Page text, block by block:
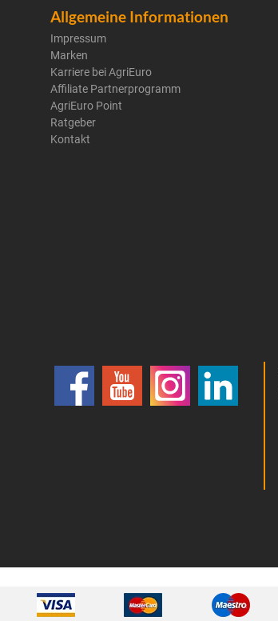
Allgemeine Informationen
Impressum
Marken
Karriere bei AgriEuro
Affiliate Partnerprogramm
AgriEuro Point
Ratgeber
Kontakt